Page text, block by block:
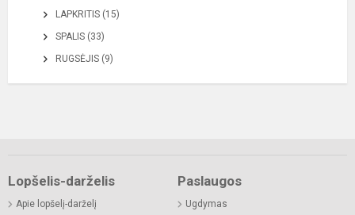
LAPKRITIS (15)
SPALIS (33)
RUGSĖJIS (9)
Lopšelis-darželis
Apie lopšelį-darželį
Paslaugos
Ugdymas